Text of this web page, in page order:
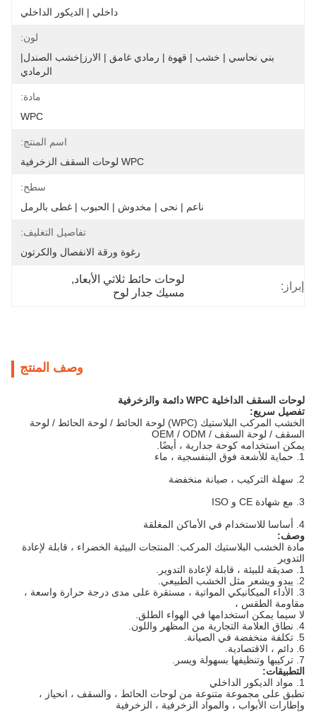
داخلي | الديكور الداخلي
لون:
بني نحاسي | خشب | قهوة | رمادي غامق | الارز|خشب الصندل|
الرمادي
مادة:
WPC
اسم المنتج:
WPC لوحات السقف الزخرفية
سطح:
ناعم | نحى | مخدوش | الحبوب | غطى بالرمل
تفاصيل التغليف:
رغوة ورقة الانفصال والكرتون
إبراز:
لوحات حائط ثلاثي الأبعاد,
مسيك جدار لوح
وصف المنتج
لوحات السقف الداخلية WPC دائمة والزخرفية
تفصيل سريع:
الخشب المركب البلاستيك (WPC) لوحة الحائط / لوحة الحائط / لوحة
السقف / لوحة السقف / OEM / ODM
يمكن استخدامه كوحة جدارية ، أيضًا.
4. أساسا للاستخدام في الأماكن المغلقة
وصف:
مادة الخشب البلاستيك المركب: المنتجات البيئية الخضراء ، قابلة لإعادة
التدوير
3. الأداء الميكانيكي المواتية ، مستقرة على مدى درجة حرارة واسعة ،
مقاومة الطقس ،
لا سيما يمكن استخدامها في الهواء الطلق.
4. نطاق العلامة التجارية من المظهر واللون.
5. تكلفة منخفضة في الصيانة.
التطبيقات:
تطبق على مجموعة متنوعة من لوحات الحائط ، والسقف ، انحياز ،
وإطارات الأبواب ، والمواد الزخرفية ، الزخرفية